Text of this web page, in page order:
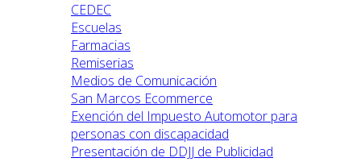
CEDEC
Escuelas
Farmacias
Remiserias
Medios de Comunicación
San Marcos Ecommerce
Exención del Impuesto Automotor para
personas con discapacidad
Presentación de DDJJ de Publicidad